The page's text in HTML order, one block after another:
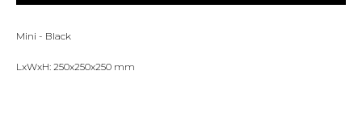
Mini - Black
LxWxH: 250x250x250 mm